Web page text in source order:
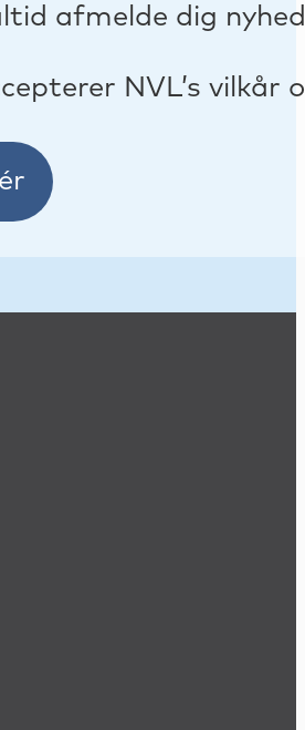
afmelde dig
NVL’s vilkår